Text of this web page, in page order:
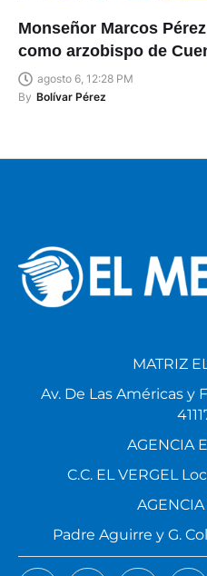
Monseñor Marcos
como arzobispo de
agosto 6, 12:28 PM
By Bolívar Pérez
MATRIZ
Av. De Las Américas y
AGENCIA
C.C. EL VERGEL
Padre Aguirre y G.